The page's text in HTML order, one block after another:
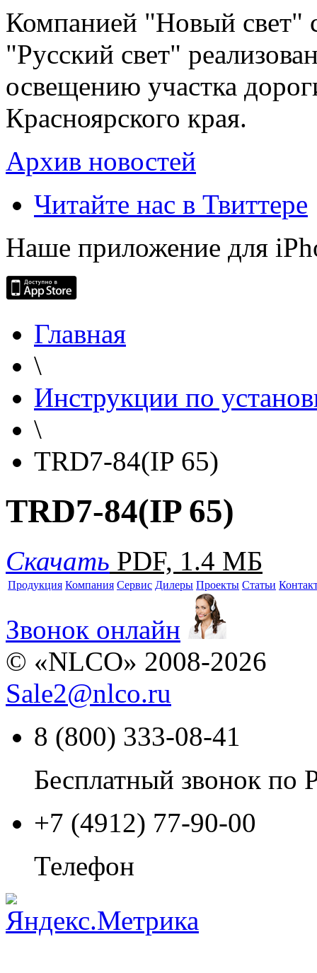
Компанией "Новый свет"
"Русский свет"
освещению участка
Красноярского края.
Архив новостей
Читайте нас в Твиттере
Наше приложение для
Главная
\
Инструкции по
\
TRD7-84(IP 65)
TRD7-84(IP 65)
Скачать PDF, 1.4 МБ
Продукция Компания Сервис Дилеры Проекты Статьи
Звонок онлайн
© «NLCO» 2008-2026
Sale2@nlco.ru
8 (800) 333-08-41
Бесплатный звонок по
+7 (4912) 77-90-00
Телефон